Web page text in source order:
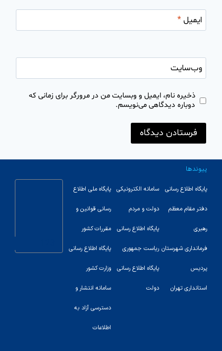
ایمیل*
وب‌سایت
ذخیره نام، ایمیل و وبسایت من در مرورگر برای زمانی که
دوباره دیدگاهی می‌نویسم.
پیوندها
پایگاه اطلاع رسانی
دفتر مقام معظم
رهبری
فرمانداری شهرستان
پردیس
استانداری تهران
سامانه الکترونیکی
دولت و مردم
پایگاه اطلاع رسانی
ریاست جمهوری
پایگاه اطلاع رسانی
دولت
پایگاه ملی اطلاع
رسانی قوانین و
مقررات کشور
پایگاه اطلاع رسانی
وزارت کشور
سامانه انتشار و
دسترسی آزاد به
اطلاعات